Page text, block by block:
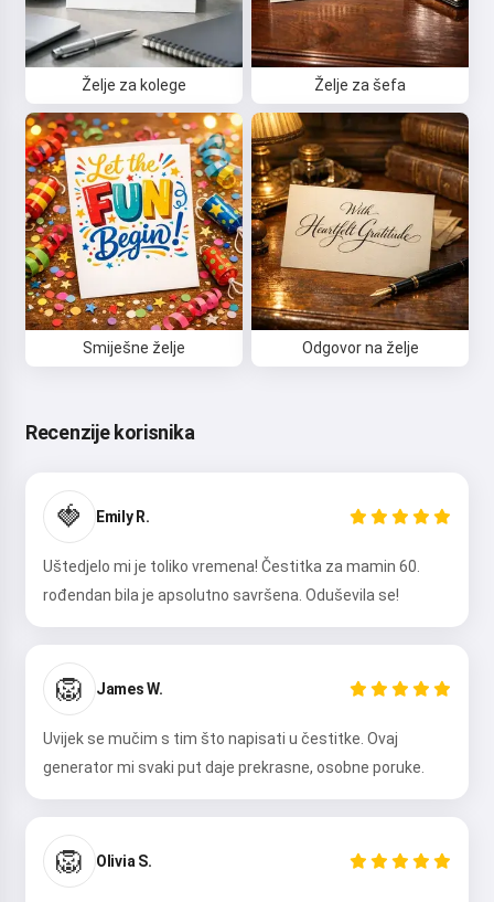
Želje za kolege Želje za šefa
Smiješne želje Odgovor na želje
Recenzije korisnika
🍓 Emily R.
Uštedjelo mi je toliko vremena! Čestitka za mamin 60.
rođendan bila je apsolutno savršena. Oduševila se!
🦁 James W.
Uvijek se mučim s tim što napisati u čestitke. Ovaj
generator mi svaki put daje prekrasne, osobne poruke.
🦁 Olivia S.
Mogu stvarati pjesme, pisati
stihove i čestitke 🥰
Isprobaj
Prihvaćam: Uvjeti pružanja usluge,
Pravila povrata novca